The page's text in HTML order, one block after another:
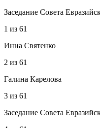
Заседание Совета
1 из 61
Инна Святенко
2 из 61
Галина Карелова
3 из 61
Заседание Совета